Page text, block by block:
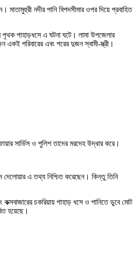
নদীর পানি বিপদসীমার ওপর দিয়ে প্রবাহিত
পৃথক পাহাড়ধসে এ ঘটনা ঘটে। লামা উপজেলার
পরিবারের এবং পরের দুজন স্বামী-স্ত্রী।
সার্ভিস ও পুলিশ তাদের মরদেহ উদ্ধার করে।
দেলোয়ার এ তথ্য নিশ্চিত করেছেন। কিন্তু তিনি
চকরিয়ায় পাহাড় ধসে ও পানিতে ডুবে মোট
হয়েছে।